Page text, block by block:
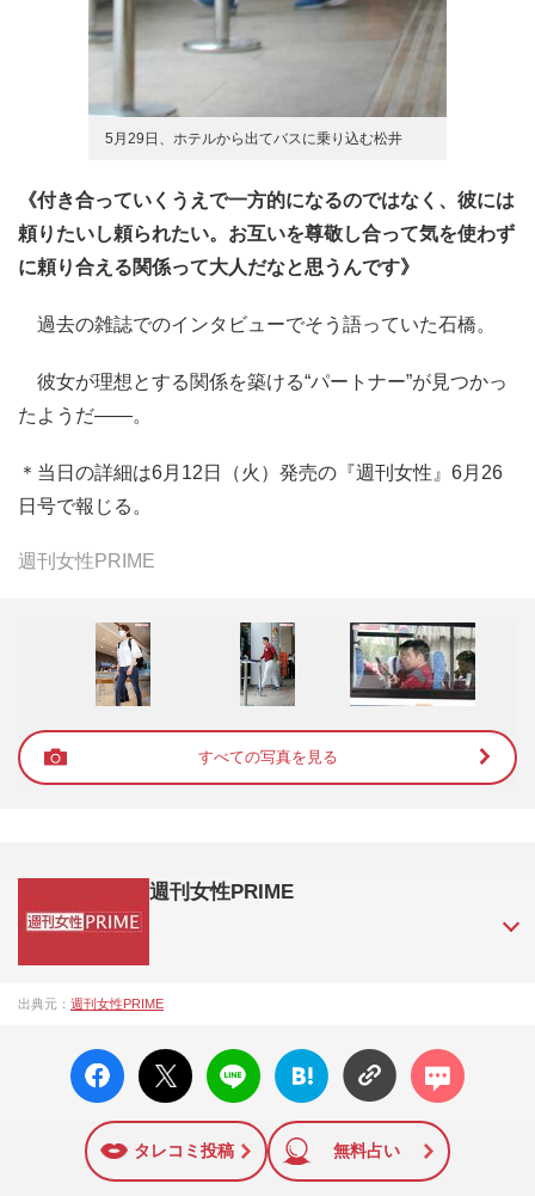
5月29日、ホテルから出てバスに乗り込む松井
《付き合っていくうえで一方的になるのではなく、彼には
頼りたいし頼られたい。お互いを尊敬し合って気を使わず
に頼り合える関係って大人だなと思うんです》
過去の雑誌でのインタビューでそう語っていた石橋。
彼女が理想とする関係を築ける“パートナー”が見つかっ
たようだ――。
＊当日の詳細は6月12日（火）発売の『週刊女性』6月26
日号で報じる。
週刊女性PRIME
すべての写真を見る
週刊女性PRIME
成27年）1月に開設された主婦と生活社が運営する日本のニュ
陣の執筆記事を配信するほか、女性週刊誌『週刊女性』の誌
面に掲載された記事から、インターネット利用者層にとって
特に関心の高い題材の記事を、WEB向けにリライトして配信
しています！
出典元： 週刊女性PRIME
facebo
ok い
X ポス
ト
LINE
はてな
ブック
に追加
コメン
ト
タレコミ投稿 無料占い